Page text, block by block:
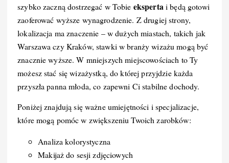
szybko zaczną dostrzegać w Tobie ekspertai będą gotowi
zaoferować wyższe wynagrodzenie. Z drugiej strony,
lokalizacja ma znaczenie – w dużych miastach, takich jak
Warszawa czy Kraków, stawki w branży wizażu mogą być
znacznie wyższe. W mniejszych miejscowościach to Ty
możesz stać się wizażystką, do której przyjdzie każda
przyszła panna młoda, co zapewni Ci stabilne dochody.
Poniżej znajdują się ważne umiejętności i specjalizacje,
które mogą pomóc w zwiększeniu Twoich zarobków:
Analiza kolorystyczna
Makijaż do sesji zdjęciowych